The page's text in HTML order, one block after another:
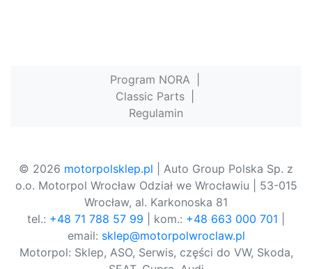
Program NORA
Classic Parts
Regulamin
© 2026 motorpolsklep.pl | Auto Group Polska Sp. z
o.o. Motorpol Wrocław Odział we Wrocławiu | 53-015
Wrocław, al. Karkonoska 81
tel.: +48 71 788 57 99 | kom.: +48 663 000 701
email: sklep@motorpolwroclaw.pl
Motorpol: Sklep, ASO, Serwis, części do VW, Skoda,